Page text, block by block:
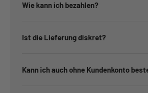
Wie kann ich bezahlen?
Ist die Lieferung diskret?
Kann ich auch ohne Kundenkonto